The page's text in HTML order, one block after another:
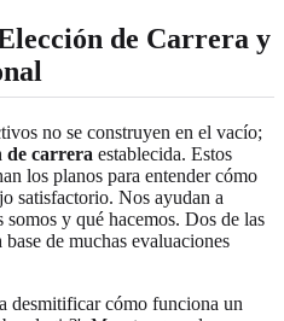
de Carrera y
no se construyen en el vacío;
de carrera establecida. Estos
los planos para entender cómo
satisfactorio. Nos ayudan a
y qué hacemos. Dos de las
de muchas evaluaciones
desmitificar cómo funciona un